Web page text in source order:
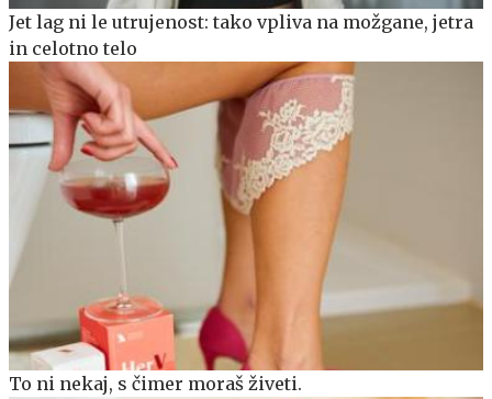
Jet lag ni le utrujenost: tako vpliva na možgane, jetra
in celotno telo
To ni nekaj, s čimer moraš živeti.